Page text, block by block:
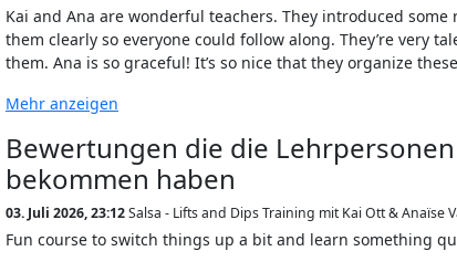
Kai and Ana are wonderful teachers. They introduced
them clearly so everyone could follow along. They’re very
them. Ana is so graceful! It’s so nice that they organize
Mehr anzeigen
Bewertungen die die
bekommen haben
03. Juli 2026, 23:12Salsa - Lifts and Dips Training mit Kai Ott & Anaïse
Fun course to switch things up a bit and learn something